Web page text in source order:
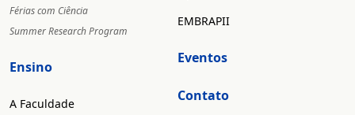
Férias com Ciência
Summer Research Program
Ensino
A Faculdade
EMBRAPII
Eventos
Contato